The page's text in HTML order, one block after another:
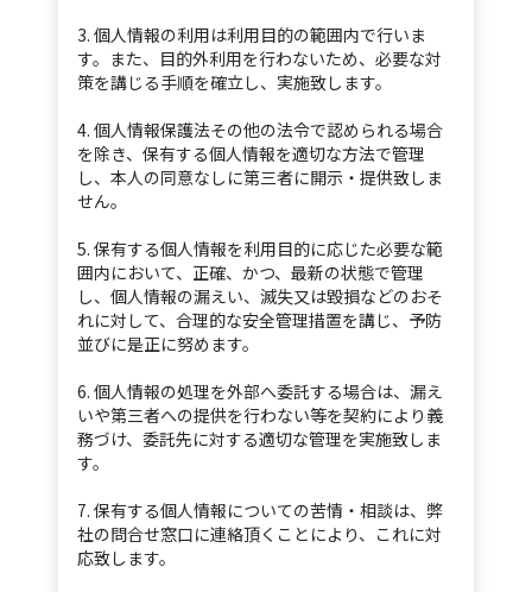
news/topics
CONTACT US
3. 個人情報の利用は利用目的の範囲内で行いま
す。また、目的外利用を行わないため、必要な対
策を講じる手順を確立し、実施致します。
4. 個人情報保護法その他の法令で認められる場合
を除き、保有する個人情報を適切な方法で管理
し、本人の同意なしに第三者に開示・提供致しま
せん。
5. 保有する個人情報を利用目的に応じた必要な範
囲内において、正確、かつ、最新の状態で管理
し、個人情報の漏えい、滅失又は毀損などのおそ
れに対して、合理的な安全管理措置を講じ、予防
並びに是正に努めます。
6. 個人情報の処理を外部へ委託する場合は、漏え
いや第三者への提供を行わない等を契約により義
務づけ、委託先に対する適切な管理を実施致しま
す。
7. 保有する個人情報についての苦情・相談は、弊
社の問合せ窓口に連絡頂くことにより、これに対
応致します。